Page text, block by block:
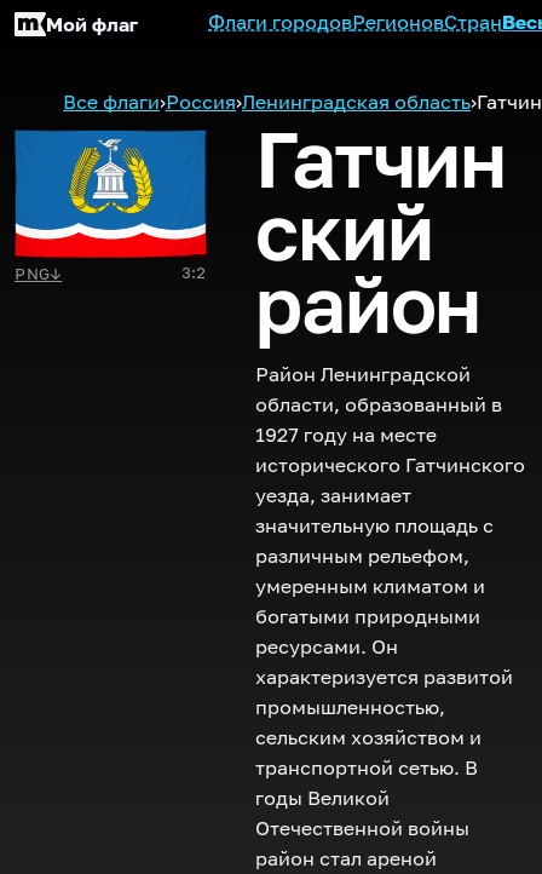
Мой флаг Флаги городовРегионовСтран
Все флаги›Россия›Ленинградская область›
PNG↓ 3:2
Гатчин
ский
район
Район Ленинградской
области, образованный в
1927 году на месте
исторического Гатчинского
уезда, занимает
значительную площадь с
различным рельефом,
умеренным климатом и
богатыми природными
ресурсами. Он
характеризуется развитой
промышленностью,
сельским хозяйством и
транспортной сетью. В
годы Великой
Отечественной войны
район стал ареной